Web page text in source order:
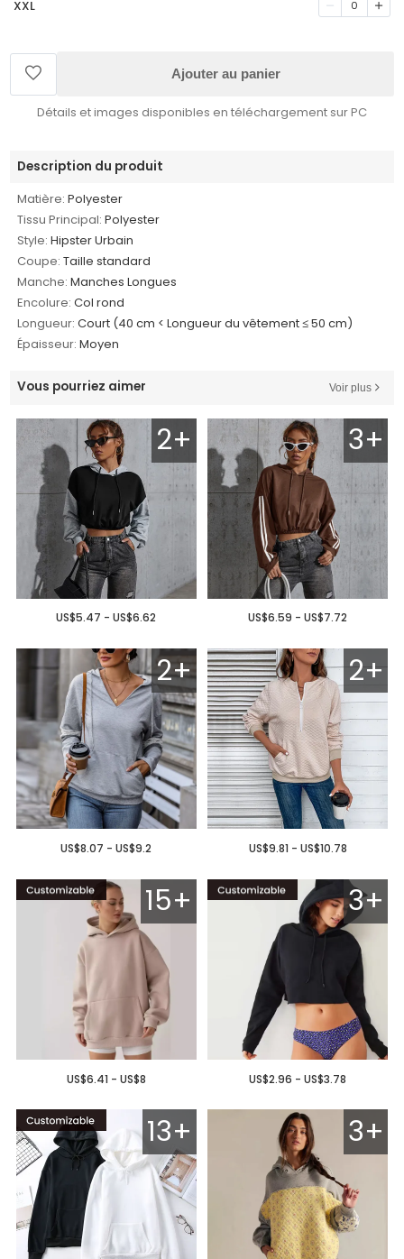
XXL 0
Ajouter au panier
Détails et images disponibles en téléchargement sur PC
Description du produit
Matière: Polyester
Tissu Principal: Polyester
Style: Hipster Urbain
Coupe: Taille standard
Manche: Manches Longues
Encolure: Col rond
Longueur: Court (40 cm < Longueur du vêtement ≤ 50 cm)
Épaisseur: Moyen
Vous pourriez aimer Voir plus
2+
US$5.47 - US$6.62
3+
US$6.59 - US$7.72
2+
US$8.07 - US$9.2
2+
US$9.81 - US$10.78
15+
US$6.41 - US$8
3+
US$2.96 - US$3.78
13+ 3+